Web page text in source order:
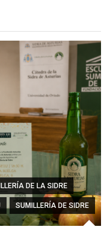
DE LA SIDRE
SUMILLERÍA DE SIDRE